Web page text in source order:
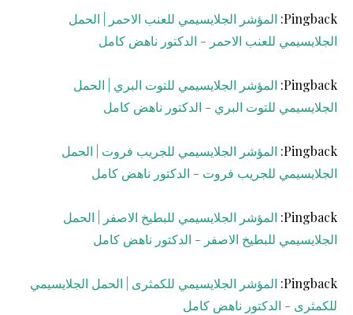
Pingback: المؤشر الجلايسيمي للعنب الاحمر | الحمل
الجلايسيمي للعنب الاحمر - الدكتور ناهض كامل
Pingback: المؤشر الجلايسيمي للتوت البري | الحمل
الجلايسيمي للتوت البري - الدكتور ناهض كامل
Pingback: المؤشر الجلايسيمي للجريب فروت | الحمل
الجلايسيمي للجريب فروت - الدكتور ناهض كامل
Pingback: المؤشر الجلايسيمي للبطيخ الاصفر | الحمل
الجلايسيمي للبطيخ الاصفر - الدكتور ناهض كامل
Pingback: المؤشر الجلايسيمي للكمثرى | الحمل الجلايسيمي
للكمثرى - الدكتور ناهض كامل